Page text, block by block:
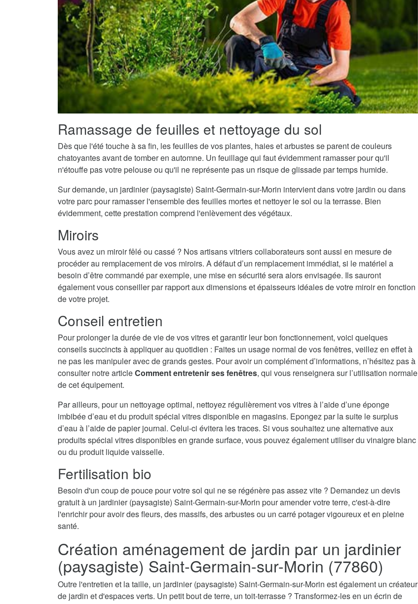
Ramassage de feuilles et nettoyage du sol
Dès que l'été touche à sa fin, les feuilles de vos plantes, haies et arbustes se parent de couleurs
chatoyantes avant de tomber en automne. Un feuillage qui faut évidemment ramasser pour qu'il
n'étouffe pas votre pelouse ou qu'il ne représente pas un risque de glissade par temps humide.
Sur demande, un jardinier (paysagiste) Saint-Germain-sur-Morin intervient dans votre jardin ou dans
votre parc pour ramasser l'ensemble des feuilles mortes et nettoyer le sol ou la terrasse. Bien
évidemment, cette prestation comprend l'enlèvement des végétaux.
Miroirs
Vous avez un miroir fêlé ou cassé ? Nos artisans vitriers collaborateurs sont aussi en mesure de
procéder au remplacement de vos miroirs. A défaut d’un remplacement immédiat, si le matériel a
besoin d’être commandé par exemple, une mise en sécurité sera alors envisagée. Ils sauront
également vous conseiller par rapport aux dimensions et épaisseurs idéales de votre miroir en fonction
de votre projet.
Conseil entretien
Pour prolonger la durée de vie de vos vitres et garantir leur bon fonctionnement, voici quelques
conseils succincts à appliquer au quotidien : Faites un usage normal de vos fenêtres, veillez en effet à
ne pas les manipuler avec de grands gestes. Pour avoir un complément d’informations, n’hésitez pas à
consulter notre articleComment entretenir ses fenêtres, qui vous renseignera sur l’utilisation normale
de cet équipement.
Par ailleurs, pour un nettoyage optimal, nettoyez régulièrement vos vitres à l’aide d’une éponge
imbibée d’eau et du produit spécial vitres disponible en magasins. Epongez par la suite le surplus
d’eau à l’aide de papier journal. Celui-ci évitera les traces. Si vous souhaitez une alternative aux
produits spécial vitres disponibles en grande surface, vous pouvez également utiliser du vinaigre blanc
ou du produit liquide vaisselle.
Fertilisation bio
Besoin d'un coup de pouce pour votre sol qui ne se régénère pas assez vite ? Demandez un devis
gratuit à un jardinier (paysagiste) Saint-Germain-sur-Morin pour amender votre terre, c'est-à-dire
l'enrichir pour avoir des fleurs, des massifs, des arbustes ou un carré potager vigoureux et en pleine
santé.
Création aménagement de jardin par un jardinier
(paysagiste) Saint-Germain-sur-Morin (77860)
Outre l'entretien et la taille, un jardinier (paysagiste) Saint-Germain-sur-Morin est également un créateur
de jardin et d'espaces verts. Un petit bout de terre, un toit-terrasse ? Transformez-les en un écrin de